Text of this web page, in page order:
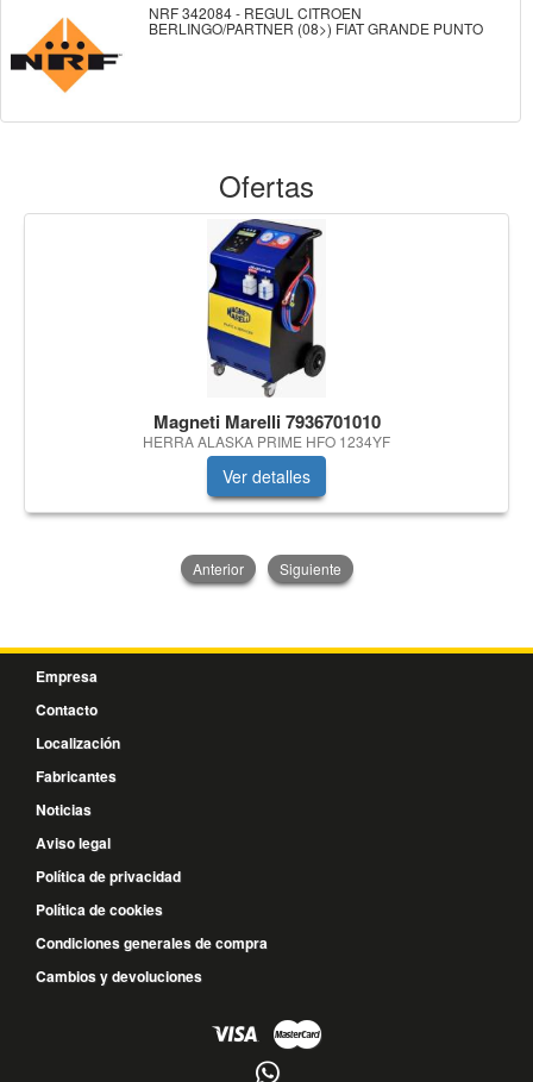
NRF 342084 - REGUL CITROEN
BERLINGO/PARTNER (08>) FIAT GRANDE PUNTO
Ofertas
Magneti Marelli 7936701010
HERRA ALASKA PRIME HFO 1234YF
Ver detalles
Anterior Siguiente
Empresa
Contacto
Localización
Fabricantes
Noticias
Aviso legal
Política de privacidad
Política de cookies
Condiciones generales de compra
Cambios y devoluciones